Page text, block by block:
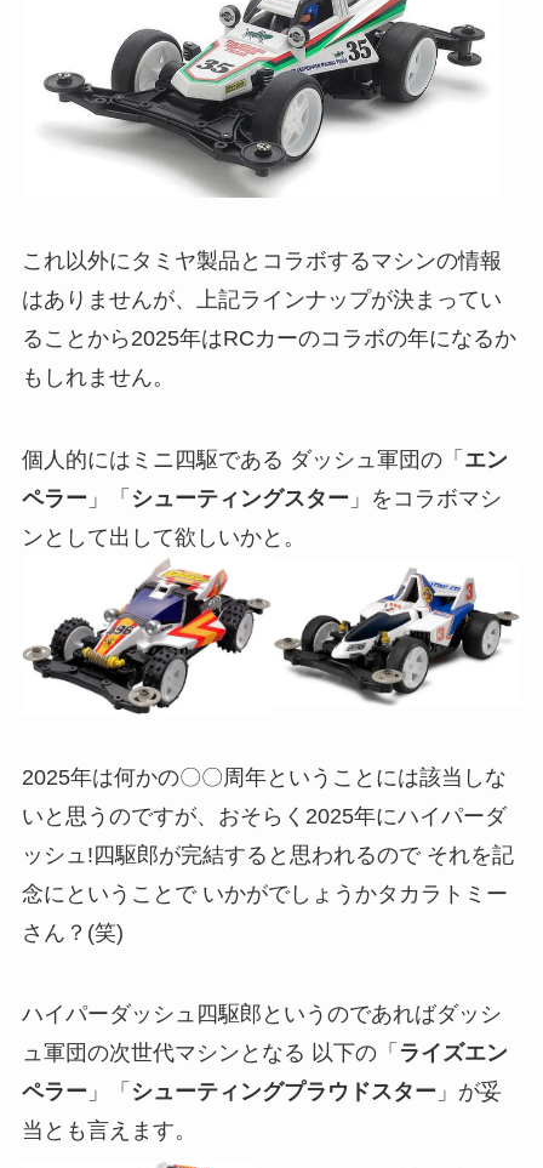
これ以外にタミヤ製品とコラボするマシンの情報
はありませんが、上記ラインナップが決まってい
ることから2025年はRCカーのコラボの年になるか
もしれません。
個人的にはミニ四駆である ダッシュ軍団の「 エン
ペラー 」「 シューティングスター 」をコラボマシ
ンとして出して欲しいかと。
2025年は何かの〇〇周年ということには該当しな
いと思うのですが、おそらく2025年にハイパーダ
ッシュ!四駆郎が完結すると思われるので それを記
念にということで いかがでしょうかタカラトミー
さん？(笑)
ハイパーダッシュ四駆郎というのであればダッシ
ュ軍団の次世代マシンとなる 以下の「 ライズエン
ペラー 」「 シューティングプラウドスター 」が妥
当とも言えます。